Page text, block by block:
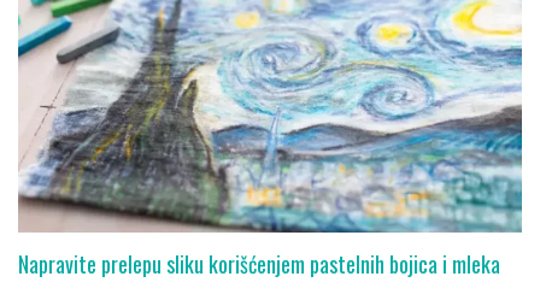
Napravite prelepu sliku korišćenjem pastelnih bojica i mleka